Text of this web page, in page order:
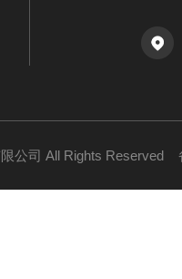
公司 All Rights Reserved